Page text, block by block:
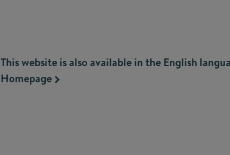
This website is also available in the English
Homepage